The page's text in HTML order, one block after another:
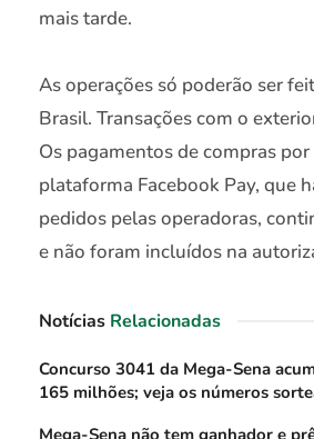
mais tarde.
As operações só poderão ser
Brasil. Transações com o
Os pagamentos de compras
plataforma Facebook Pay, que
pedidos pelas operadoras,
e não foram incluídos na
Notícias Relacionadas
Concurso 3041 da Mega-Sena
165 milhões; veja os números